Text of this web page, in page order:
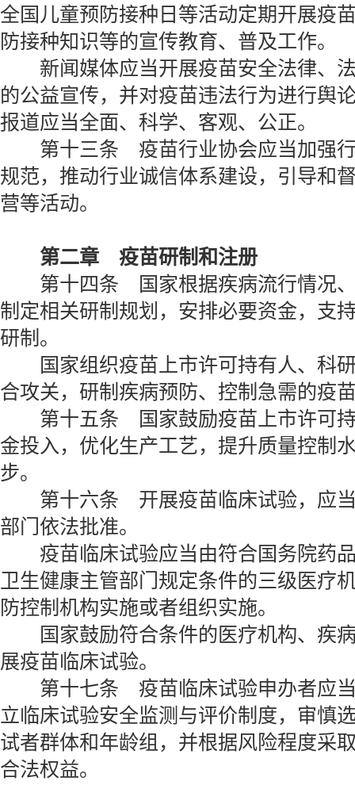
全国儿童预防接种日等活动定期开展疫
防接种知识等的宣传教育、普及工作。
新闻媒体应当开展疫苗安全法律、法
的公益宣传，并对疫苗违法行为进行舆
报道应当全面、科学、客观、公正。
第十三条 疫苗行业协会应当加强行
规范，推动行业诚信体系建设，引导和
营等活动。
第二章 疫苗研制和注册
第十四条 国家根据疾病流行情况、
制定相关研制规划，安排必要资金，支
研制。
国家组织疫苗上市许可持有人、科研
合攻关，研制疾病预防、控制急需的疫
第十五条 国家鼓励疫苗上市许可持
金投入，优化生产工艺，提升质量控制
步。
第十六条 开展疫苗临床试验，应当
部门依法批准。
疫苗临床试验应当由符合国务院药品
卫生健康主管部门规定条件的三级医疗
防控制机构实施或者组织实施。
国家鼓励符合条件的医疗机构、疾病
展疫苗临床试验。
第十七条 疫苗临床试验申办者应当
立临床试验安全监测与评价制度，审慎
试者群体和年龄组，并根据风险程度采
合法权益。